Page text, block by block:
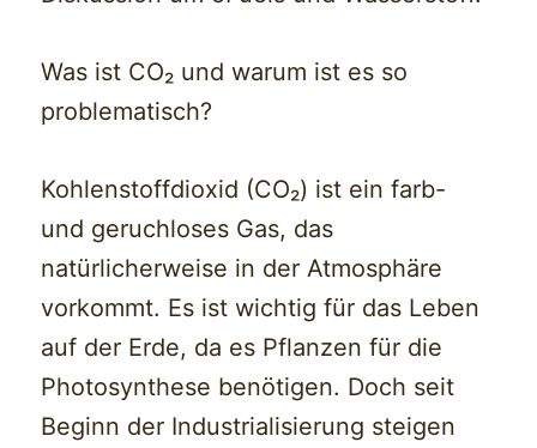
Was ist CO₂ und warum ist es so
problematisch?
Kohlenstoffdioxid (CO₂) ist ein farb-
und geruchloses Gas, das
natürlicherweise in der Atmosphäre
vorkommt. Es ist wichtig für das Leben
auf der Erde, da es Pflanzen für die
Photosynthese benötigen. Doch seit
Beginn der Industrialisierung steigen